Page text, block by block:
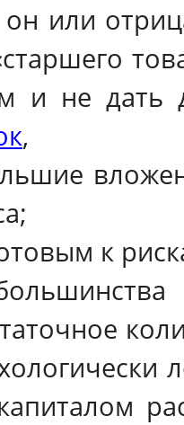
или
и не дать
,
к